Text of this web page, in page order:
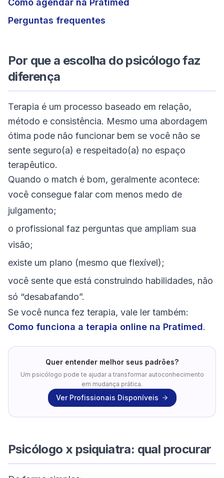
Como agendar na Pratimed
Perguntas frequentes
Por que a escolha do psicólogo faz
diferença
Terapia é um processo baseado em relação,
método e consistência. Mesmo uma abordagem
ótima pode não funcionar bem se você não se
sente seguro(a) e respeitado(a) no espaço
terapêutico.
Quando o match é bom, geralmente acontece:
você consegue falar com menos medo de
julgamento;
o profissional faz perguntas que ampliam sua
visão;
existe um plano (mesmo que flexível);
você sente que está construindo habilidades, não
só “desabafando”.
Se você nunca fez terapia, vale ler também:
Como funciona a terapia online na Pratimed.
Quer entender melhor seus padrões?
Um psicólogo pode te ajudar a transformar autoconhecimento
em mudança prática.
Ver Profissionais Disponíveis
Psicólogo x psiquiatra: qual procurar